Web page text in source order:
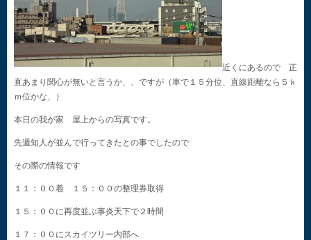
近くにあるので 正
直あまり関心が無いと言うか、、ですが（車で１５分位、直線距離なら５ｋ
ｍ位かな、）
本日の我が家 屋上からの写真です。
先週知人が並んで行ってきたとの事でしたので
その際の情報です
１１：００着 １５：００の整理券取得
１５：００に再度並ぶ事炎天下で２時間
１７：００にスカイツリー内部へ